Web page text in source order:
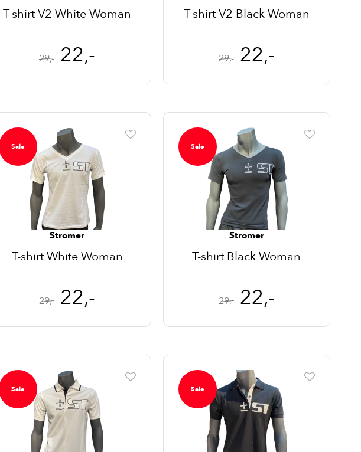
T-shirt V2 White Woman
29,- 22,-
T-shirt V2 Black Woman
29,- 22,-
Sale
Stromer
T-shirt White Woman
29,- 22,-
Sale
Stromer
T-shirt Black Woman
29,- 22,-
Sale Sale